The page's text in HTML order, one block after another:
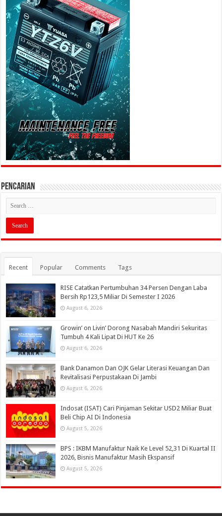
PENCARIAN
Recent Popular Comments Tags
RISE Catatkan Pertumbuhan 34 Persen Dengan Laba
Bersih Rp123,5 Miliar Di Semester I 2026
August 6, 2026
Growin’ on Livin’ Dorong Nasabah Mandiri Sekuritas
Tumbuh 4 Kali Lipat Di HUT Ke 26
August 6, 2026
Bank Danamon Dan OJK Gelar Literasi Keuangan Dan
Revitalisasi Perpustakaan Di Jambi
August 6, 2026
Indosat (ISAT) Cari Pinjaman Sekitar USD2 Miliar Buat
Beli Chip AI Di Indonesia
August 5, 2026
BPS : IKBM Manufaktur Naik Ke Level 52,31 Di Kuartal II
2026, Bisnis Manufaktur Masih Ekspansif
August 5, 2026